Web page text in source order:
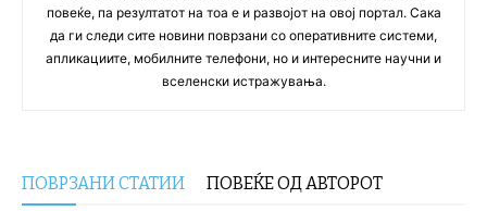
повеќе, па резултатот на тоа е и развојот на овој портал. Сака
да ги следи сите новини поврзани со оперативните системи,
апликациите, мобилните телефони, но и интересните научни и
вселенски истражувања.
ПОВРЗАНИ СТАТИИ ПОВЕЌЕ ОД АВТОРОТ